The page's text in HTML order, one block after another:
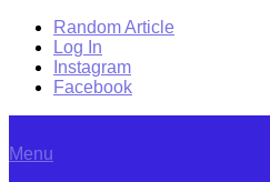
Random Article
Log In
Instagram
Facebook
Menu